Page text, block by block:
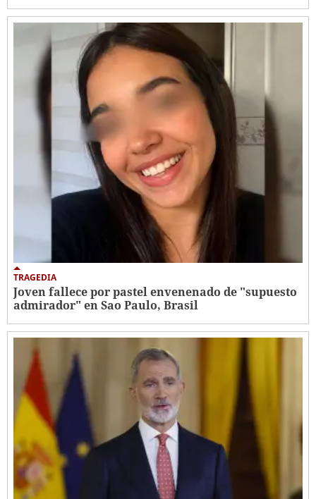
TRAGEDIA
Joven fallece por pastel envenenado de "supuesto
admirador" en Sao Paulo, Brasil